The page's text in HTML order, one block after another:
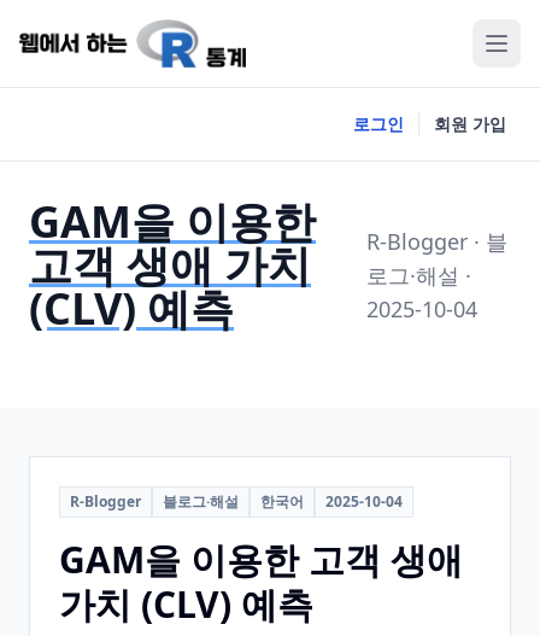
로그인 회원 가입
GAM을 이용한
고객 생애 가치
(CLV) 예측
R-Blogger · 블
로그·해설 ·
2025-10-04
R-Blogger 블로그·해설 한국어 2025-10-04
GAM을 이용한 고객 생애
가치 (CLV) 예측